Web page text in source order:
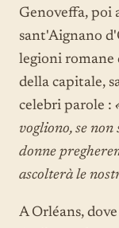
Genoveffa, poi
sant'Aignano
legioni romane
della capitale,
celebri parole :
vogliono, se
donne
ascolterà le
A Orléans,